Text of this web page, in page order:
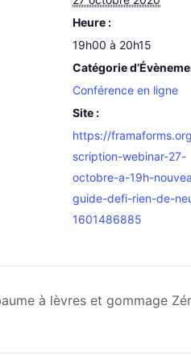
Heure :
19h00 à 20h15
Catégorie
Conférence en ligne
Site :
https://
scription-webinar-27-
octobre-a-19h-
guide-defi-rien-de-
1601486885
à lèvres et gommage